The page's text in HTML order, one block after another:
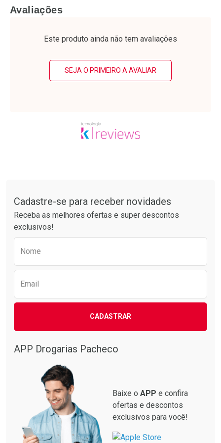
Laboratório
Por R$ 39,99/cada
Por Menos Laboratório
Por R$ 55,99/cada
Por Menos
Avaliações
Este produto ainda não tem avaliações
SEJA O PRIMEIRO A AVALIAR
Cadastre-se para receber novidades
Receba as melhores ofertas e super descontos
exclusivos!
Nome
Email
CADASTRAR
APP Drogarias Pacheco
Baixe o APP e confira
ofertas e descontos
exclusivos para você!